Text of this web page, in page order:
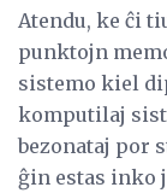
Atendu, ke ĉi
punktojn
sistemo kiel
komputilaj
bezonataj por
ĝin estas inko